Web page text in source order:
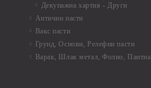
Декупажна хартия - Други
Антични пасти
Вакс пасти
Грунд, Основи, Релефни пасти
Варак, Шлак метал, Фолио, Пантна